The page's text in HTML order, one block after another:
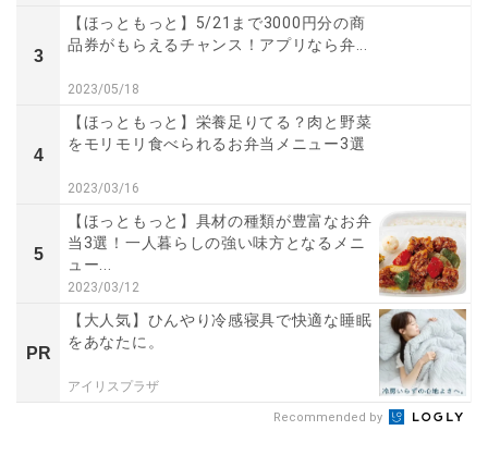
3
【ほっともっと】5/21まで3000円分の商
品券がもらえるチャンス！アプリなら弁...
2023/05/18
4
【ほっともっと】栄養足りてる？肉と野菜
をモリモリ食べられるお弁当メニュー3選
2023/03/16
5
【ほっともっと】具材の種類が豊富なお弁
当3選！一人暮らしの強い味方となるメニ
ュー...
2023/03/12
PR
【大人気】ひんやり冷感寝具で快適な睡眠
をあなたに。
アイリスプラザ
Recommended by